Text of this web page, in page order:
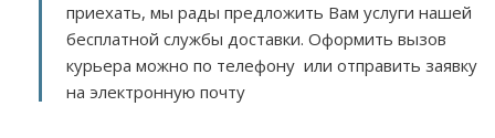
приехать, мы рады предложить Вам услуги нашей
бесплатной службы доставки. Оформить вызов
курьера можно по телефону или отправить заявку
на электронную почту